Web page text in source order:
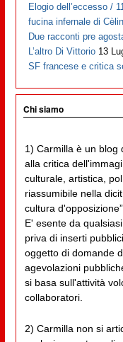
Elogio dell’eccesso /
fucina infernale di
Due racconti pre
L’altro Di Vittorio 13
SF francese e critica
Chi siamo
1) Carmilla è un blog
alla critica
culturale, artistica,
riassumibile nella
cultura d'opposizione”.
E' esente da
priva di inserti
oggetto di domande
agevolazioni
si basa sull'attività
collaboratori.
2) Carmilla non si